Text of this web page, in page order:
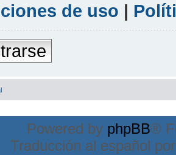
de uso |
Powered by phpBB®
Traducción al español